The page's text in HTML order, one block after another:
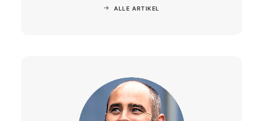
ALLE ARTIKEL